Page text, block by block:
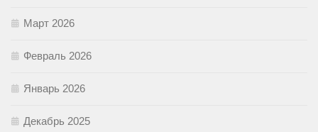
Март 2026
Февраль 2026
Январь 2026
Декабрь 2025